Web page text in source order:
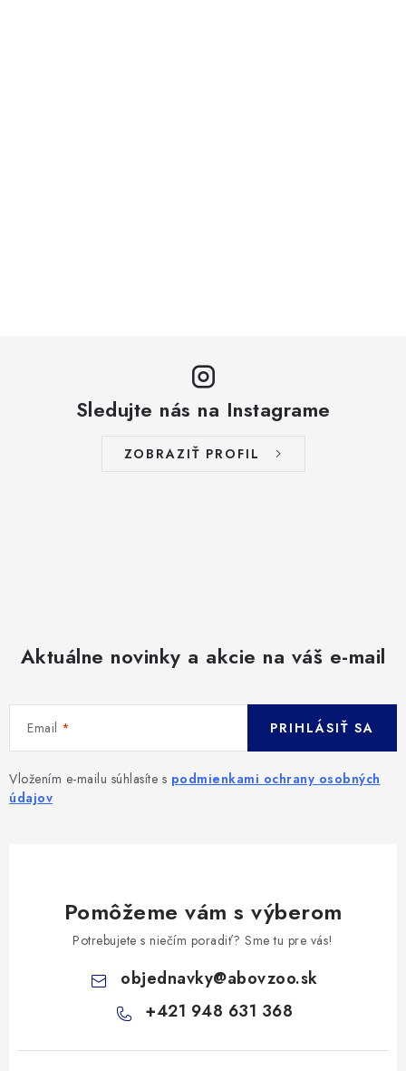
Sledujte nás na Instagrame
ZOBRAZIŤ PROFIL
Aktuálne novinky a akcie na váš e-mail
Email
Vložením e-mailu súhlasíte s podmienkami ochrany osobných
údajov
PRIHLÁSIŤ SA
Pomôžeme vám s výberom
Potrebujete s niečím poradiť? Sme tu pre vás!
objednavky@abovzoo.sk
+421 948 631 368